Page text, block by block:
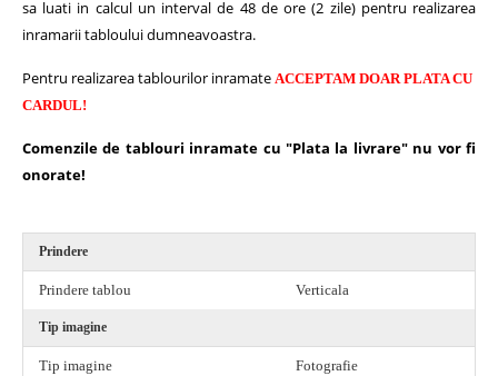
sa luati in calcul un interval de 48 de ore (2 zile) pentru realizarea
inramarii tabloului dumneavoastra.
Pentru realizarea tablourilor inramate ACCEPTAM DOAR PLATA CU
CARDUL!
Comenzile de tablouri inramate cu "Plata la livrare" nu vor fi
onorate!
Prindere
Prindere tablou Verticala
Tip imagine
Tip imagine Fotografie